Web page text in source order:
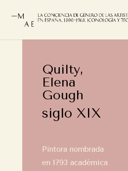
Quilty,
Elena
Gough
siglo XIX
Pintora nombrada
en 1793 académica